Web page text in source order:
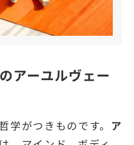
アーユルヴェー
学がつきものです。 ア